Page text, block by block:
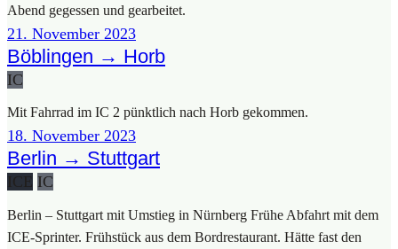
Abend geges­sen und gear­bei­tet.
21. Novem­ber 2023
Böblingen → Horb
IC
Mit Fahr­rad im IC 2 pünkt­lich nach Horb gekom­men.
18. Novem­ber 2023
Berlin → Stuttgart
ICE IC
Ber­lin – Stutt­gart mit Umstieg in Nürn­berg Frü­he Abfahrt mit dem
ICE-Sprin­­ter. Früh­stück aus dem Bord­re­stau­rant. Hät­te fast den